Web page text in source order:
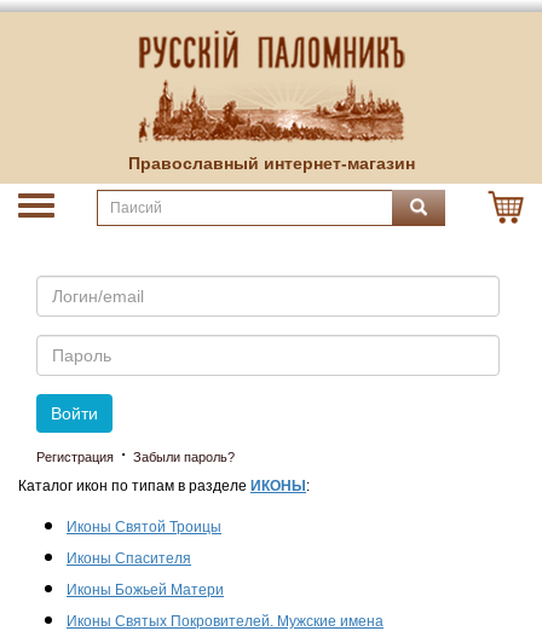
Православный интернет-магазин
Email
Пароль
Войти
Регистрация · Забыли пароль?
Каталог икон по типам в разделе ИКОНЫ :
Иконы Святой Троицы
Иконы Спасителя
Иконы Божьей Матери
Иконы Святых Покровителей. Мужские имена